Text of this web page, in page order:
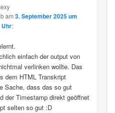
am 3. September 2025 um
Uhr:
einfach der output von
verlinken wollte. Das
dem HTML Transkript
Sache, dass das so gut
der Timestamp direkt geöffnet
selten so gut :D